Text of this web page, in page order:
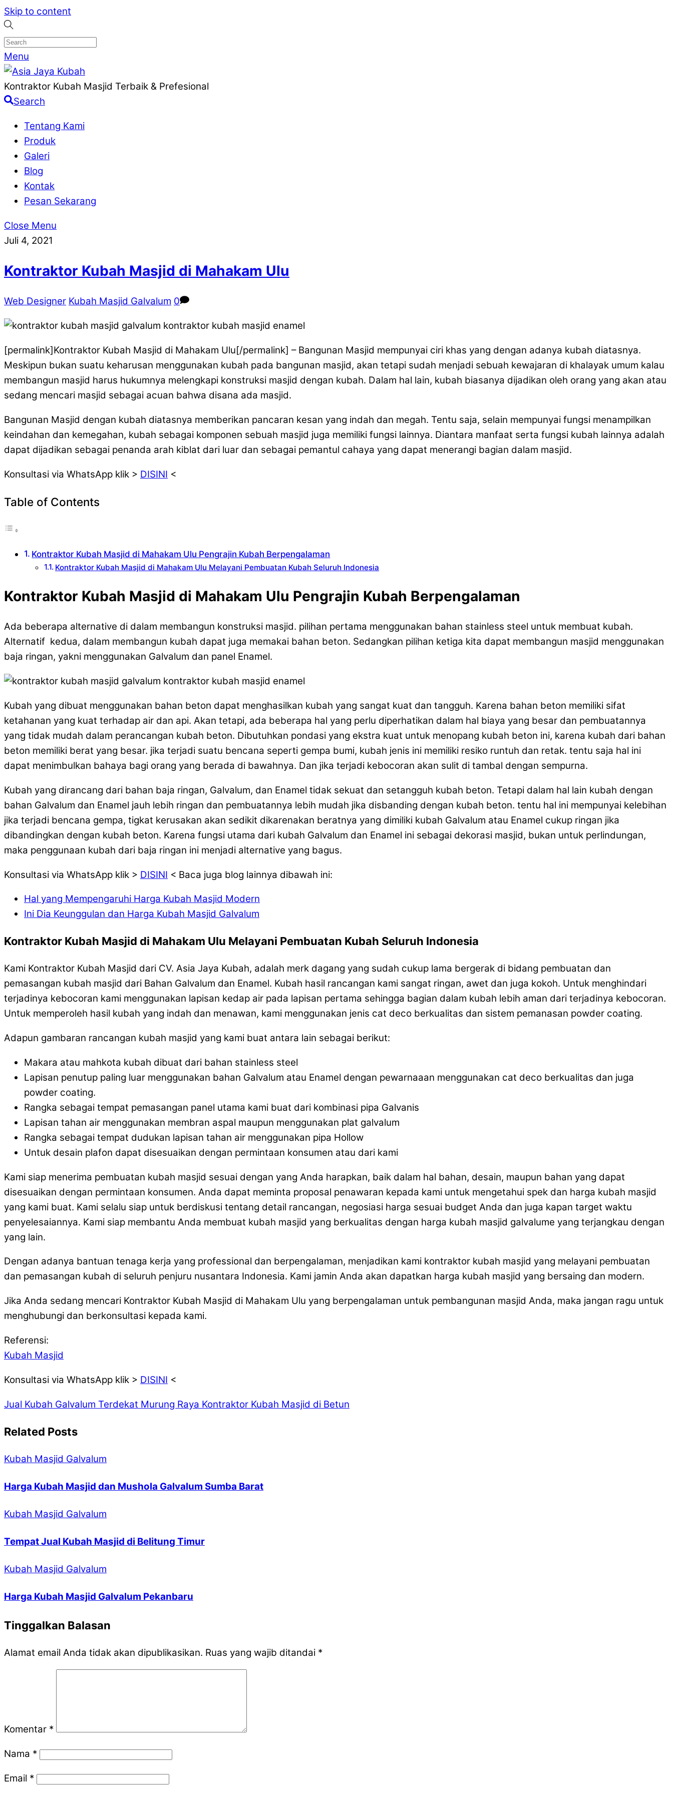
Skip to content
Menu
Kontraktor Kubah Masjid Terbaik & Prefesional
Search
Tentang Kami
Produk
Galeri
Blog
Kontak
Pesan Sekarang
Close Menu
Juli 4, 2021
Kontraktor Kubah Masjid di Mahakam Ulu
Web Designer Kubah Masjid Galvalum 0
[permalink]Kontraktor Kubah Masjid di Mahakam Ulu[/permalink] – Bangunan Masjid mempunyai ciri khas yang dengan adanya kubah diatasnya.
Meskipun bukan suatu keharusan menggunakan kubah pada bangunan masjid, akan tetapi sudah menjadi sebuah kewajaran di khalayak umum kalau
membangun masjid harus hukumnya melengkapi konstruksi masjid dengan kubah. Dalam hal lain, kubah biasanya dijadikan oleh orang yang akan atau
sedang mencari masjid sebagai acuan bahwa disana ada masjid.
Bangunan Masjid dengan kubah diatasnya memberikan pancaran kesan yang indah dan megah. Tentu saja, selain mempunyai fungsi menampilkan
keindahan dan kemegahan, kubah sebagai komponen sebuah masjid juga memiliki fungsi lainnya. Diantara manfaat serta fungsi kubah lainnya adalah
dapat dijadikan sebagai penanda arah kiblat dari luar dan sebagai pemantul cahaya yang dapat menerangi bagian dalam masjid.
Konsultasi via WhatsApp klik > DISINI <
Table of Contents
Kontraktor Kubah Masjid di Mahakam Ulu Pengrajin Kubah Berpengalaman
Kontraktor Kubah Masjid di Mahakam Ulu Melayani Pembuatan Kubah Seluruh Indonesia
Kontraktor Kubah Masjid di Mahakam Ulu Pengrajin Kubah Berpengalaman
Ada beberapa alternative di dalam membangun konstruksi masjid. pilihan pertama menggunakan bahan stainless steel untuk membuat kubah.
Alternatif kedua, dalam membangun kubah dapat juga memakai bahan beton. Sedangkan pilihan ketiga kita dapat membangun masjid menggunakan
baja ringan, yakni menggunakan Galvalum dan panel Enamel.
Kubah yang dibuat menggunakan bahan beton dapat menghasilkan kubah yang sangat kuat dan tangguh. Karena bahan beton memiliki sifat
ketahanan yang kuat terhadap air dan api. Akan tetapi, ada beberapa hal yang perlu diperhatikan dalam hal biaya yang besar dan pembuatannya
yang tidak mudah dalam perancangan kubah beton. Dibutuhkan pondasi yang ekstra kuat untuk menopang kubah beton ini, karena kubah dari bahan
beton memiliki berat yang besar. jika terjadi suatu bencana seperti gempa bumi, kubah jenis ini memiliki resiko runtuh dan retak. tentu saja hal ini
dapat menimbulkan bahaya bagi orang yang berada di bawahnya. Dan jika terjadi kebocoran akan sulit di tambal dengan sempurna.
Kubah yang dirancang dari bahan baja ringan, Galvalum, dan Enamel tidak sekuat dan setangguh kubah beton. Tetapi dalam hal lain kubah dengan
bahan Galvalum dan Enamel jauh lebih ringan dan pembuatannya lebih mudah jika disbanding dengan kubah beton. tentu hal ini mempunyai kelebihan
jika terjadi bencana gempa, tigkat kerusakan akan sedikit dikarenakan beratnya yang dimiliki kubah Galvalum atau Enamel cukup ringan jika
dibandingkan dengan kubah beton. Karena fungsi utama dari kubah Galvalum dan Enamel ini sebagai dekorasi masjid, bukan untuk perlindungan,
maka penggunaan kubah dari baja ringan ini menjadi alternative yang bagus.
Konsultasi via WhatsApp klik > DISINI < Baca juga blog lainnya dibawah ini:
Hal yang Mempengaruhi Harga Kubah Masjid Modern
Ini Dia Keunggulan dan Harga Kubah Masjid Galvalum
Kontraktor Kubah Masjid di Mahakam Ulu Melayani Pembuatan Kubah Seluruh Indonesia
Kami Kontraktor Kubah Masjid dari CV. Asia Jaya Kubah, adalah merk dagang yang sudah cukup lama bergerak di bidang pembuatan dan
pemasangan kubah masjid dari Bahan Galvalum dan Enamel. Kubah hasil rancangan kami sangat ringan, awet dan juga kokoh. Untuk menghindari
terjadinya kebocoran kami menggunakan lapisan kedap air pada lapisan pertama sehingga bagian dalam kubah lebih aman dari terjadinya kebocoran.
Untuk memperoleh hasil kubah yang indah dan menawan, kami menggunakan jenis cat deco berkualitas dan sistem pemanasan powder coating.
Adapun gambaran rancangan kubah masjid yang kami buat antara lain sebagai berikut:
Makara atau mahkota kubah dibuat dari bahan stainless steel
Lapisan penutup paling luar menggunakan bahan Galvalum atau Enamel dengan pewarnaaan menggunakan cat deco berkualitas dan juga
powder coating.
Rangka sebagai tempat pemasangan panel utama kami buat dari kombinasi pipa Galvanis
Lapisan tahan air menggunakan membran aspal maupun menggunakan plat galvalum
Rangka sebagai tempat dudukan lapisan tahan air menggunakan pipa Hollow
Untuk desain plafon dapat disesuaikan dengan permintaan konsumen atau dari kami
Kami siap menerima pembuatan kubah masjid sesuai dengan yang Anda harapkan, baik dalam hal bahan, desain, maupun bahan yang dapat
disesuaikan dengan permintaan konsumen. Anda dapat meminta proposal penawaran kepada kami untuk mengetahui spek dan harga kubah masjid
yang kami buat. Kami selalu siap untuk berdiskusi tentang detail rancangan, negosiasi harga sesuai budget Anda dan juga kapan target waktu
penyelesaiannya. Kami siap membantu Anda membuat kubah masjid yang berkualitas dengan harga kubah masjid galvalume yang terjangkau dengan
yang lain.
Dengan adanya bantuan tenaga kerja yang professional dan berpengalaman, menjadikan kami kontraktor kubah masjid yang melayani pembuatan
dan pemasangan kubah di seluruh penjuru nusantara Indonesia. Kami jamin Anda akan dapatkan harga kubah masjid yang bersaing dan modern.
Jika Anda sedang mencari Kontraktor Kubah Masjid di Mahakam Ulu yang berpengalaman untuk pembangunan masjid Anda, maka jangan ragu untuk
menghubungi dan berkonsultasi kepada kami.
Referensi:
Kubah Masjid
Konsultasi via WhatsApp klik > DISINI <
Jual Kubah Galvalum Terdekat Murung Raya Kontraktor Kubah Masjid di Betun
Related Posts
Kubah Masjid Galvalum
Harga Kubah Masjid dan Mushola Galvalum Sumba Barat
Kubah Masjid Galvalum
Tempat Jual Kubah Masjid di Belitung Timur
Kubah Masjid Galvalum
Harga Kubah Masjid Galvalum Pekanbaru
Tinggalkan Balasan
Alamat email Anda tidak akan dipublikasikan. Ruas yang wajib ditandai *
Komentar *
Nama *
Email *